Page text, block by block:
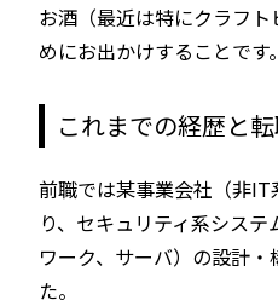
お酒（最近は特にクラフ
めにお出かけすることです。
これまでの経歴と
前職では某事業会社（非
り、セキュリティ系シス
ワーク、サーバ）の設計
た。